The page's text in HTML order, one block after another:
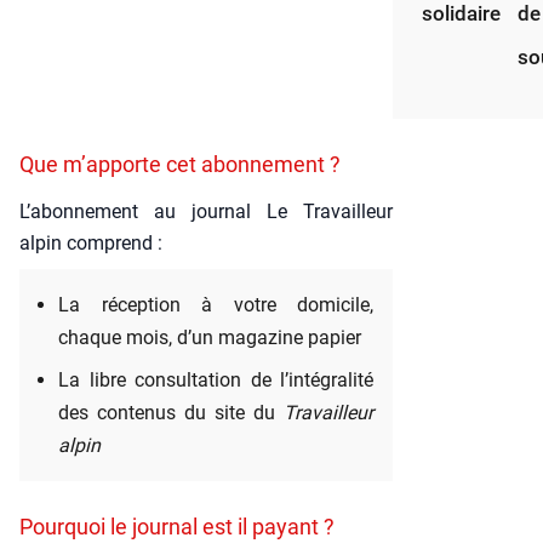
Tarif
clas­
sique
Que m’apporte cet abonnement ?
L’a­bon­ne­ment au jour­nal Le Tra­vailleur
alpin com­prend :
La récep­tion à votre domi­cile,
chaque mois, d’un maga­zine papier
La libre consul­ta­tion de l’intégralité
des conte­nus du site du Tra­vailleur
alpin
Pourquoi le journal est il payant ?
solidaire
de